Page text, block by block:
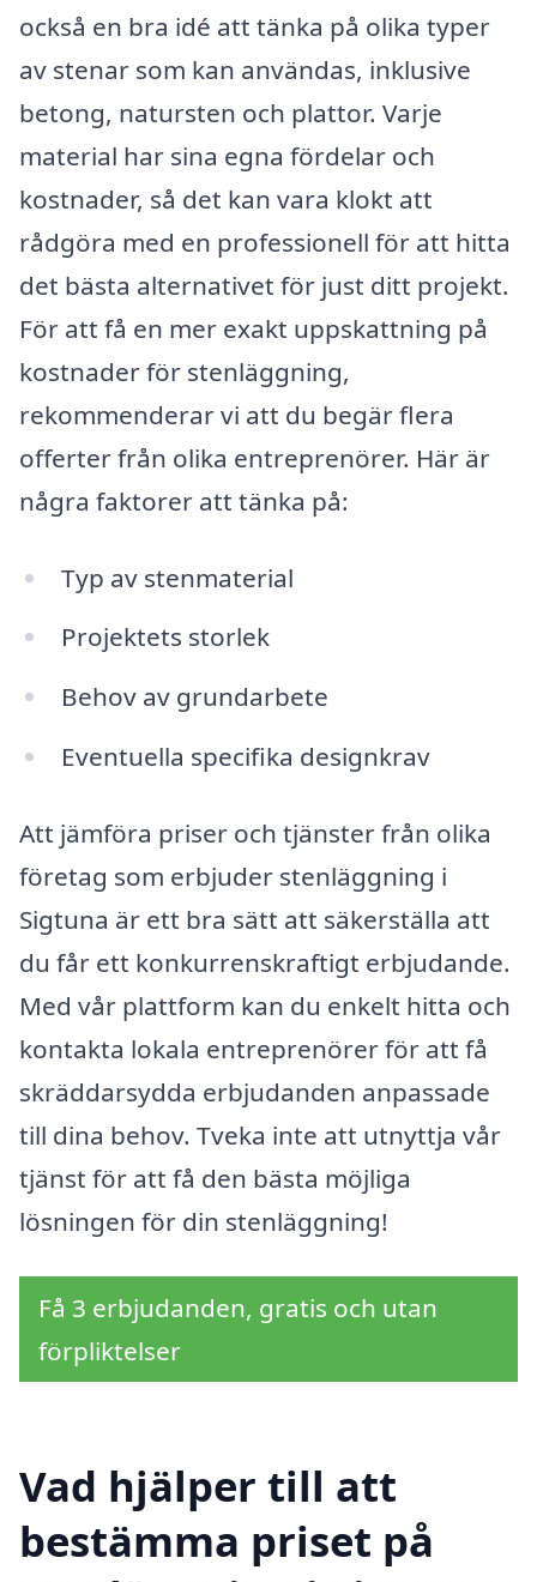
också en bra idé att tänka på olika typer
av stenar som kan användas, inklusive
betong, natursten och plattor. Varje
material har sina egna fördelar och
kostnader, så det kan vara klokt att
rådgöra med en professionell för att hitta
det bästa alternativet för just ditt projekt.
För att få en mer exakt uppskattning på
kostnader för stenläggning,
rekommenderar vi att du begär flera
offerter från olika entreprenörer. Här är
några faktorer att tänka på:
Typ av stenmaterial
Projektets storlek
Behov av grundarbete
Eventuella specifika designkrav
Att jämföra priser och tjänster från olika
företag som erbjuder stenläggning i
Sigtuna är ett bra sätt att säkerställa att
du får ett konkurrenskraftigt erbjudande.
Med vår plattform kan du enkelt hitta och
kontakta lokala entreprenörer för att få
skräddarsydda erbjudanden anpassade
till dina behov. Tveka inte att utnyttja vår
tjänst för att få den bästa möjliga
lösningen för din stenläggning!
Få 3 erbjudanden, gratis och utan
förpliktelser
Vad hjälper till att
bestämma priset på